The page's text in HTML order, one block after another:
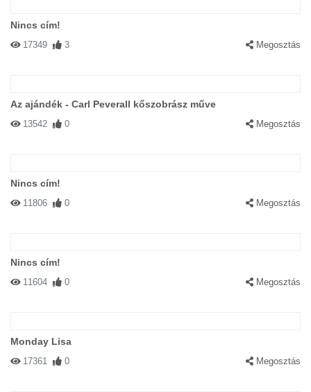
Nincs cím!
17349 3 Megosztás
Az ajándék - Carl Peverall kőszobrász műve
13542 0 Megosztás
Nincs cím!
11806 0 Megosztás
Nincs cím!
11604 0 Megosztás
Monday Lisa
17361 0 Megosztás